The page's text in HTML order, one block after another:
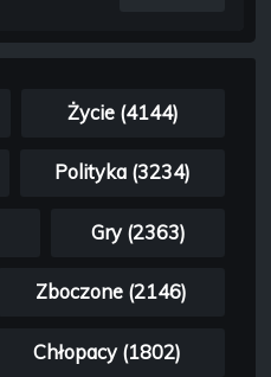
Życie (4144)
Polityka (3234)
Gry (2363)
Zboczone (2146)
Chłopacy (1802)